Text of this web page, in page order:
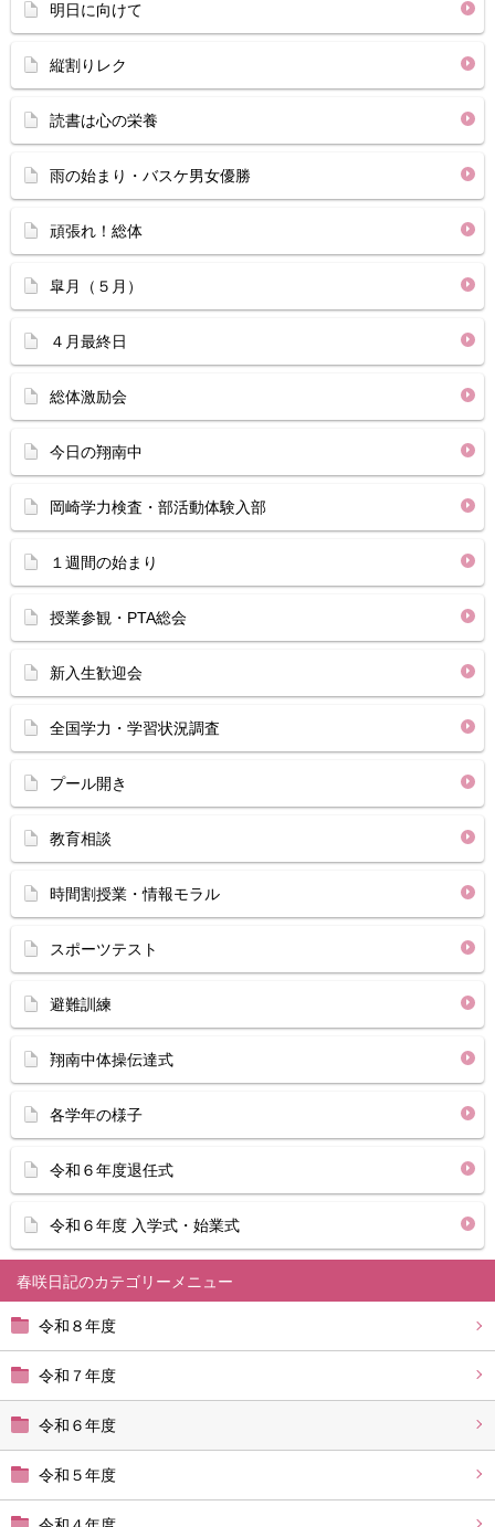
春咲日記
令和８年度
令和７年度
令和６年度
令和５年度
明日に向けて
縦割りレク
読書は心の栄養
雨の始まり・バスケ男女優勝
頑張れ！総体
皐月（５月）
４月最終日
総体激励会
今日の翔南中
岡崎学力検査・部活動体験入部
１週間の始まり
授業参観・PTA総会
新入生歓迎会
全国学力・学習状況調査
プール開き
教育相談
時間割授業・情報モラル
スポーツテスト
避難訓練
翔南中体操伝達式
各学年の様子
令和６年度退任式
令和６年度 入学式・始業式